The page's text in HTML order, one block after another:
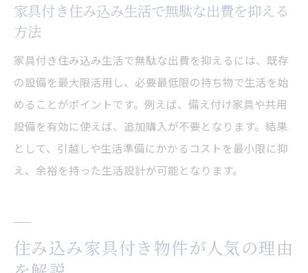
家具付き住み込み生活で無駄な出費を抑える
方法
家具付き住み込み生活で無駄な出費を抑えるには、既存
の設備を最大限活用し、必要最低限の持ち物で生活を始
めることがポイントです。例えば、備え付け家具や共用
設備を有効に使えば、追加購入が不要となります。結果
として、引越しや生活準備にかかるコストを最小限に抑
え、余裕を持った生活設計が可能となります。
住み込み家具付き物件が人気の理由